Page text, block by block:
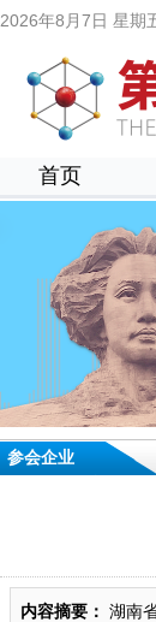
2026年8月7日 星期
首页
参会企业
内容摘要： 湖南